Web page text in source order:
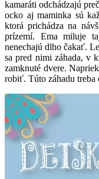
kamaráti odchádzajú
ocko aj maminka sú
ktorá prichádza na
prízemí. Ema miluje
nenechajú dlho čakať.
sa pred nimi záhada, v
zamknuté dvere.
robiť. Túto záhadu